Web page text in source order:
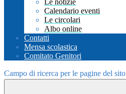
Le notizie
Calendario eventi
Le circolari
Albo online
Contatti
Mensa scolastica
Comitato Genitori
Campo di ricerca per le pagine del sito